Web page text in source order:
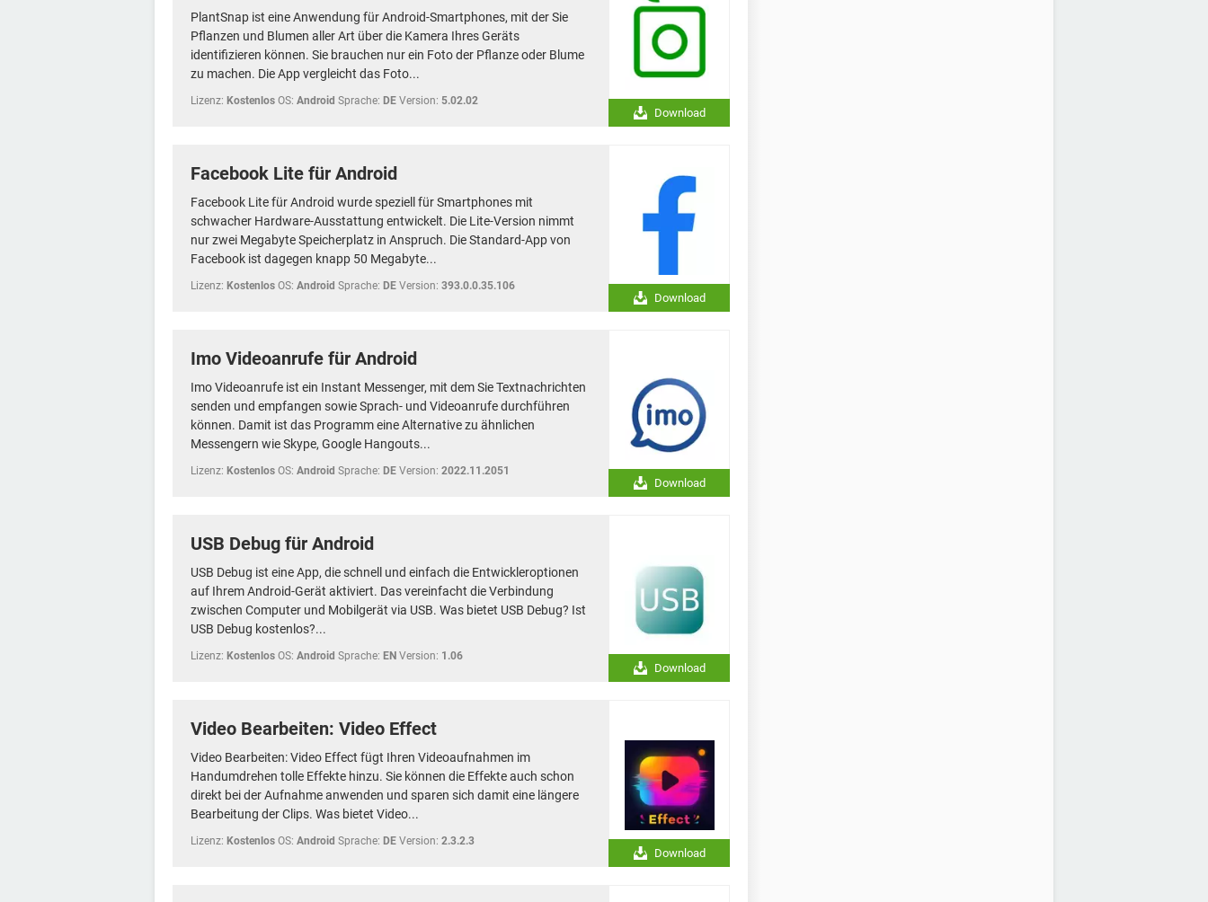
PlantSnap ist eine Anwendung für Android-Smartphones, mit der Sie
Pflanzen und Blumen aller Art über die Kamera Ihres Geräts
identifizieren können. Sie brauchen nur ein Foto der Pflanze oder Blume
zu machen. Die App vergleicht das Foto...
Lizenz: Kostenlos OS: Android Sprache: DE Version: 5.02.02
Download
Facebook Lite für Android
Facebook Lite für Android wurde speziell für Smartphones mit
schwacher Hardware-Ausstattung entwickelt. Die Lite-Version nimmt
nur zwei Megabyte Speicherplatz in Anspruch. Die Standard-App von
Facebook ist dagegen knapp 50 Megabyte...
Lizenz: Kostenlos OS: Android Sprache: DE Version: 393.0.0.35.106
Download
Imo Videoanrufe für Android
Imo Videoanrufe ist ein Instant Messenger, mit dem Sie Textnachrichten
senden und empfangen sowie Sprach- und Videoanrufe durchführen
können. Damit ist das Programm eine Alternative zu ähnlichen
Messengern wie Skype, Google Hangouts...
Lizenz: Kostenlos OS: Android Sprache: DE Version: 2022.11.2051
Download
USB Debug für Android
USB Debug ist eine App, die schnell und einfach die Entwickleroptionen
auf Ihrem Android-Gerät aktiviert. Das vereinfacht die Verbindung
zwischen Computer und Mobilgerät via USB. Was bietet USB Debug? Ist
USB Debug kostenlos?...
Lizenz: Kostenlos OS: Android Sprache: EN Version: 1.06
Download
Video Bearbeiten: Video Effect
Video Bearbeiten: Video Effect fügt Ihren Videoaufnahmen im
Handumdrehen tolle Effekte hinzu. Sie können die Effekte auch schon
direkt bei der Aufnahme anwenden und sparen sich damit eine längere
Bearbeitung der Clips. Was bietet Video...
Lizenz: Kostenlos OS: Android Sprache: DE Version: 2.3.2.3
Download